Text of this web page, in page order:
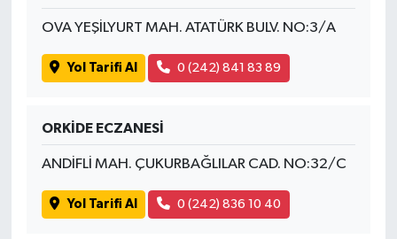
OVA YEŞİLYURT MAH. ATATÜRK BULV. NO:3/A
Yol Tarifi Al 0 (242) 841 83 89
ORKİDE ECZANESİ
ANDİFLİ MAH. ÇUKURBAĞLILAR CAD. NO:32/C
Yol Tarifi Al 0 (242) 836 10 40